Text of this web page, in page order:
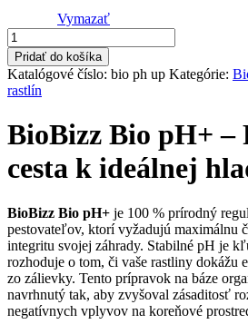
Vymazať
množstvo
BioBizz
Bio
pH+
(up)
organický
regulátor
pH
Pridať do košíka
Katalógové číslo: bio ph up Kategórie:
rastlín
BioBizz Bio pH+ –
cesta k ideálnej
BioBizz Bio pH+ je 100 % prírodný
pestovateľov, ktorí vyžadujú maximálnu
integritu svojej záhrady. Stabilné pH je
rozhoduje o tom, či vaše rastliny
zo zálievky. Tento prípravok na báze
navrhnutý tak, aby zvyšoval zásaditosť
negatívnych vplyvov na koreňové